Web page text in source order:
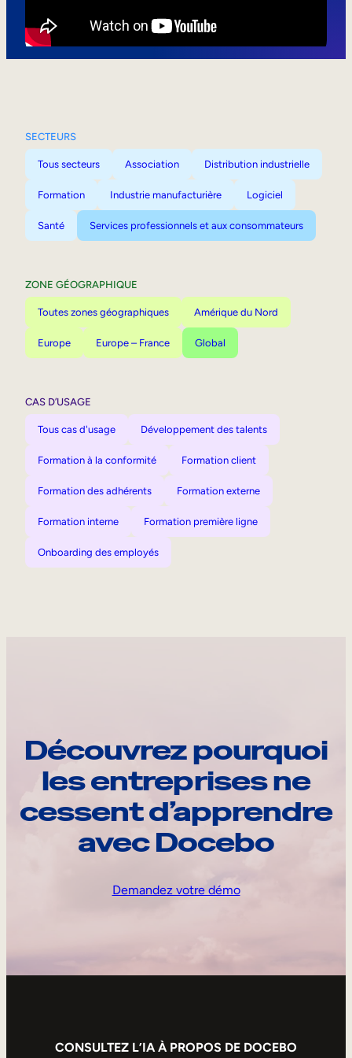
SECTEURS
Tous secteurs Association Distribution industrielle
Formation Industrie manufacturière Logiciel
Santé Services professionnels et aux consommateurs
ZONE GÉOGRAPHIQUE
Toutes zones géographiques Amérique du Nord
Europe Europe – France Global
CAS D’USAGE
Tous cas d'usage Développement des talents
Formation à la conformité Formation client
Formation des adhérents Formation externe
Formation interne Formation première ligne
Onboarding des employés
Découvrez pourquoi
les entreprises ne
cessent d’apprendre
avec Docebo
Demandez votre démo
CONSULTEZ L’IA À PROPOS DE DOCEBO